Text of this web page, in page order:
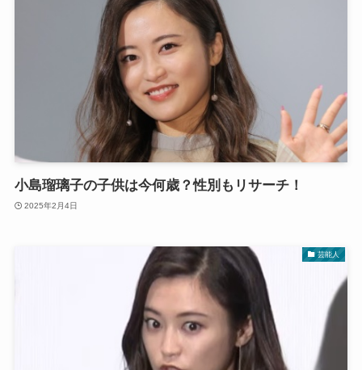
小島瑠璃子の子供は今何歳？性別もリサーチ！
2025年2月4日
芸能人